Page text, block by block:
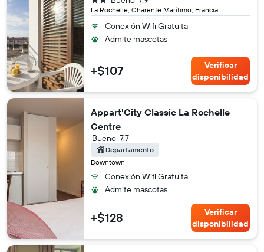
La Rochelle, Charente Marítimo, Francia
Conexión Wifi Gratuita
Admite mascotas
+$107
Verificar
disponibilidad
Appart'City Classic La Rochelle
Centre
Downtown
7.7
Bueno
Departamento
Conexión Wifi Gratuita
Admite mascotas
+$128
Verificar
disponibilidad